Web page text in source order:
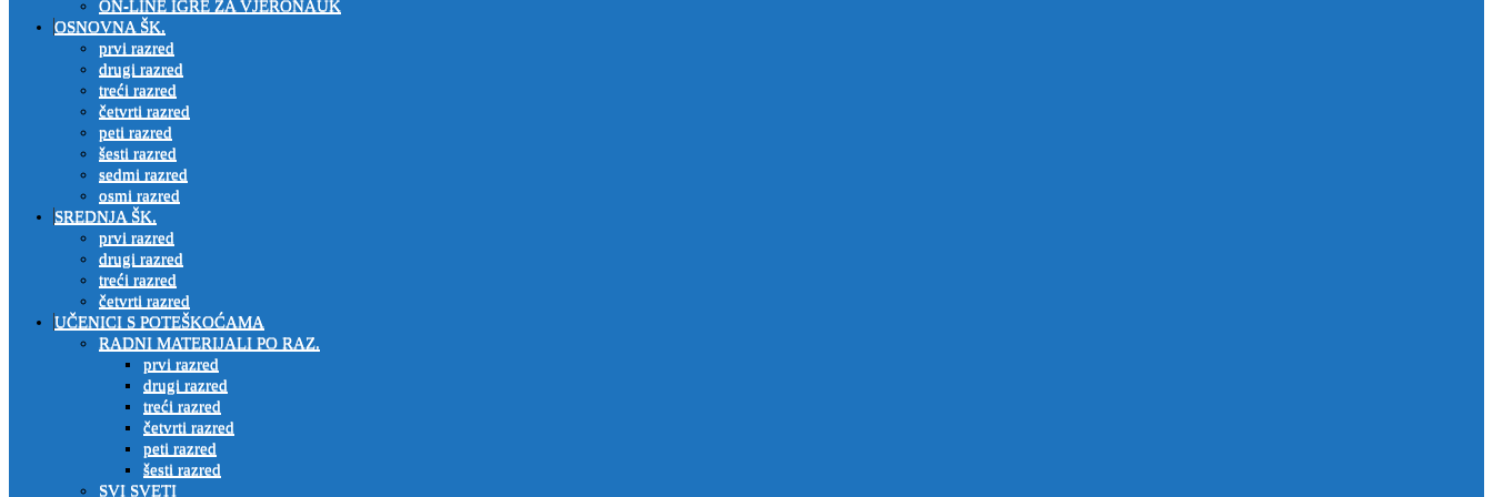
ON-LINE IGRE ZA VJERONAUK
OSNOVNA ŠK.
prvi razred
drugi razred
treći razred
četvrti razred
peti razred
šesti razred
sedmi razred
osmi razred
SREDNJA ŠK.
prvi razred
drugi razred
treći razred
četvrti razred
UČENICI S POTEŠKOĆAMA
RADNI MATERIJALI PO RAZ.
prvi razred
drugi razred
treći razred
četvrti razred
peti razred
šesti razred
SVI SVETI